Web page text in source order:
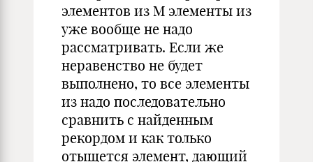
элементов из M элементы из
уже вообще не надо
рассматривать. Если же
неравенство не будет
выполнено, то все элементы
из надо последовательно
сравнить с найденным
рекордом и как только
отыщется элемент, дающий